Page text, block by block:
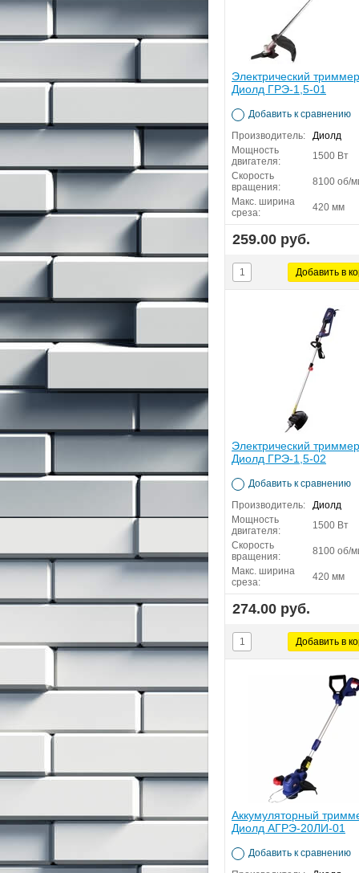
Электрический триммер
Диолд ГРЭ-1,5-01
Добавить к сравнению
Производитель:
Диолд
Мощность
двигателя:
1500 Вт
Скорость
вращения:
8100 об/
Макс. ширина
среза:
420 мм
259.00 руб.
Электрический триммер
Диолд ГРЭ-1,5-02
Добавить к сравнению
Производитель:
Диолд
Мощность
двигателя:
1500 Вт
Скорость
вращения:
8100 об/
Макс. ширина
среза:
420 мм
274.00 руб.
Аккумуляторный
Диолд АГРЭ-20ЛИ-01
Добавить к сравнению